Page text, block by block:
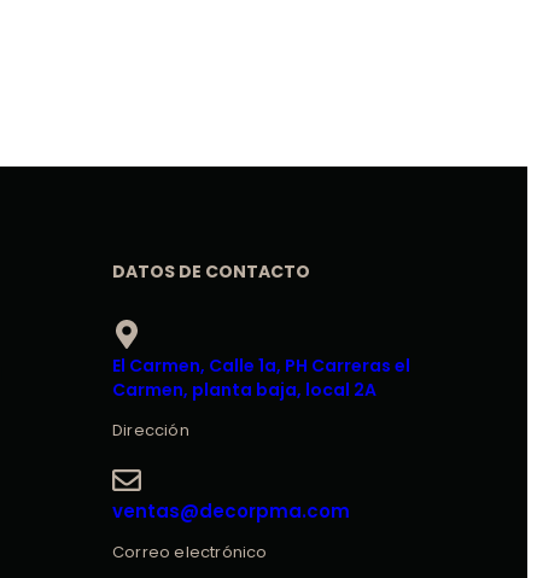
DATOS DE CONTACTO
El Carmen, Calle 1a, PH Carreras el
Carmen, planta baja, local 2A
Dirección
ventas@decorpma.com
Correo electrónico